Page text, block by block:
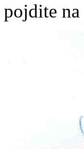
pojdite na